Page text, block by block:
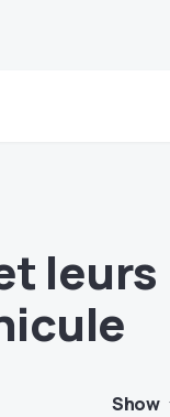
leurs
Show